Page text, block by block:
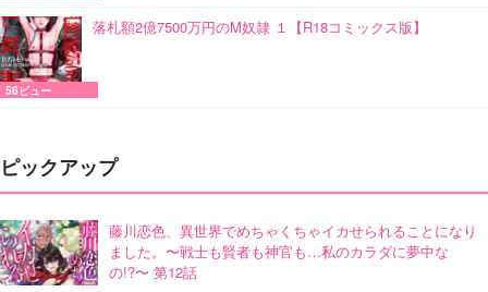
落札額2億7500万円のM奴隷 １【R18コミックス版】
56ビュー
ピックアップ
藤川恋色、異世界でめちゃくちゃイカせられることになり
ました。〜戦士も賢者も神官も…私のカラダに夢中な
の!?〜 第12話